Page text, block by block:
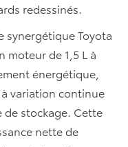
redessinés.
synergétique Toyota
moteur de 1,5 L à
énergétique,
variation continue
de stockage. Cette
nette de